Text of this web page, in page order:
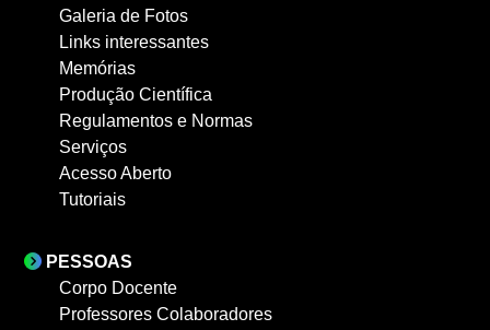
Galeria de Fotos
Links interessantes
Memórias
Produção Científica
Regulamentos e Normas
Serviços
Acesso Aberto
Tutoriais
PESSOAS
Corpo Docente
Professores Colaboradores